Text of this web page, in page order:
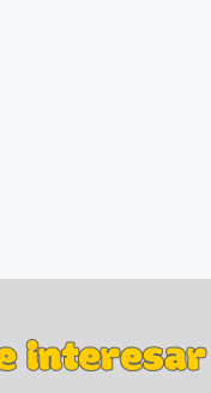
interesar